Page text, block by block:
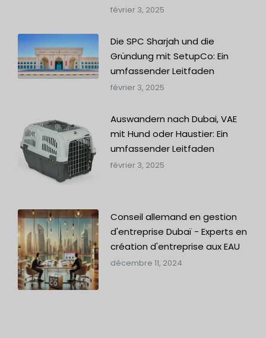
février 3, 2025
Die SPC Sharjah und die
Gründung mit SetupCo: Ein
umfassender Leitfaden
février 3, 2025
Auswandern nach Dubai, VAE
mit Hund oder Haustier: Ein
umfassender Leitfaden
février 3, 2025
Conseil allemand en gestion
d'entreprise Dubaï - Experts en
création d'entreprise aux EAU
décembre 11, 2024